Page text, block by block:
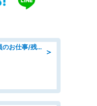
＞
大手企業での保健師の正職員のお仕事/残業なし/要資格:保健師